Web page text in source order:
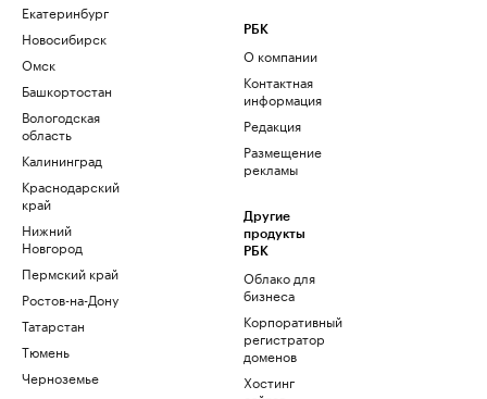
Екатеринбург
Новосибирск
Омск
Башкортостан
Вологодская
область
Калининград
Краснодарский
край
Нижний
Новгород
Пермский край
Ростов-на-Дону
Татарстан
Тюмень
Черноземье
РБК
О компании
Контактная
информация
Редакция
Размещение
рекламы
Другие
продукты
РБК
Облако для
бизнеса
Корпоративный
регистратор
доменов
Хостинг